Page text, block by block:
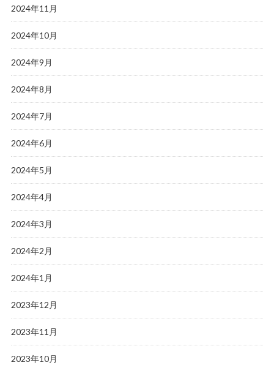
2024年11月
2024年10月
2024年9月
2024年8月
2024年7月
2024年6月
2024年5月
2024年4月
2024年3月
2024年2月
2024年1月
2023年12月
2023年11月
2023年10月